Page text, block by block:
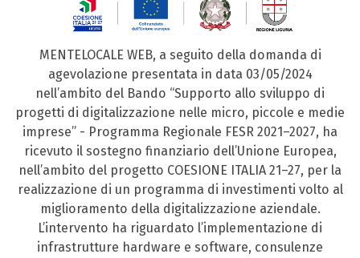
MENTELOCALE WEB, a seguito della domanda di
agevolazione presentata in data 03/05/2024
nell’ambito del Bando “Supporto allo sviluppo di
progetti di digitalizzazione nelle micro, piccole e medie
imprese” - Programma Regionale FESR 2021–2027, ha
ricevuto il sostegno finanziario dell’Unione Europea,
nell’ambito del progetto COESIONE ITALIA 21–27, per la
realizzazione di un programma di investimenti volto al
miglioramento della digitalizzazione aziendale.
L’intervento ha riguardato l’implementazione di
infrastrutture hardware e software, consulenze